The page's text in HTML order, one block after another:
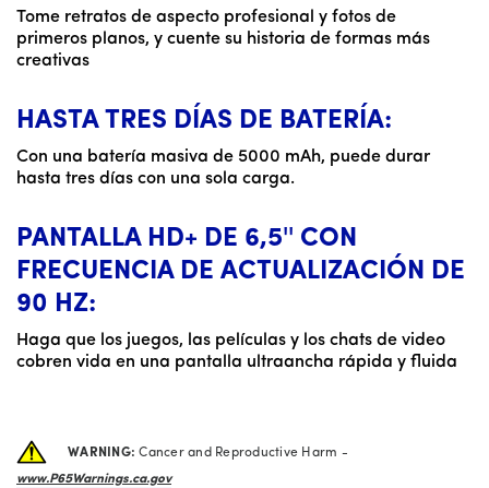
Tome retratos de aspecto profesional y fotos de
primeros planos, y cuente su historia de formas más
creativas
HASTA TRES DÍAS DE BATERÍA:
Con una batería masiva de 5000 mAh, puede durar
hasta tres días con una sola carga.
PANTALLA HD+ DE 6,5'' CON
FRECUENCIA DE ACTUALIZACIÓN DE
90 HZ:
Haga que los juegos, las películas y los chats de video
cobren vida en una pantalla ultraancha rápida y fluida
WARNING:Cancer and Reproductive Harm -
www.P65Warnings.ca.gov